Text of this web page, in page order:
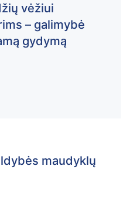
vėžiui
– galimybė
gydymą
maudyklų